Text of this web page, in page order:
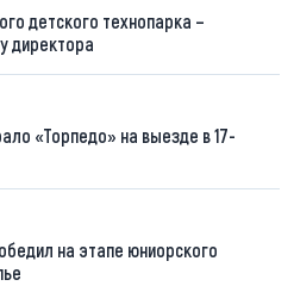
детского технопарка –
директора
«Торпедо» на выезде в 17-
на этапе юниорского